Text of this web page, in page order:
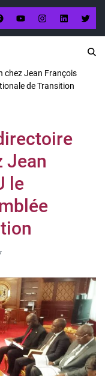
chez Jean François
de Transition
Jean
le